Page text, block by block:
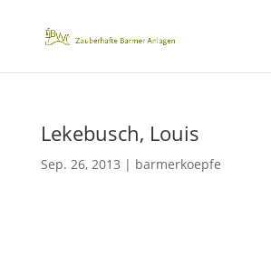
Lekebusch, Louis
Sep. 26, 2013 | barmerkoepfe